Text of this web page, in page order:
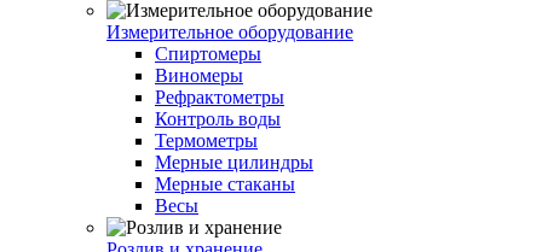
Измерительное оборудование
Спиртомеры
Виномеры
Рефрактометры
Контроль воды
Термометры
Мерные цилиндры
Мерные стаканы
Весы